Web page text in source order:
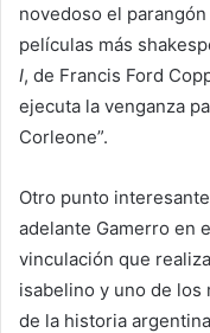
novedoso el
películas más
I, de Francis Ford
ejecuta la venganza
Corleone”.
Otro punto
adelante Gamerro en
vinculación que
isabelino y uno de
de la historia